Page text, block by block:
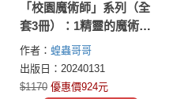
「校園魔術師」系列（全
套3冊）：1精靈的魔術祕
笈＋2勁敵的魔術交鋒＋3
忍者的魔術修練
作者： 蝗蟲哥哥
出版日：20240131
$1170 優惠價924元